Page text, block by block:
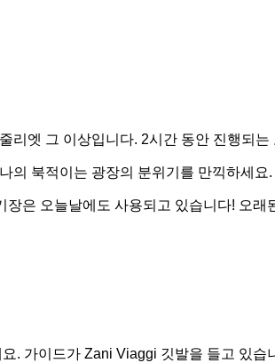
리엣 그 이상입니다. 2시간 동안 진행되
의 북적이는 광장의 분위기를 만끽하세요.
은 오늘날에도 사용되고 있습니다! 오
. 가이드가 Zani Viaggi 깃발을 들고 있습